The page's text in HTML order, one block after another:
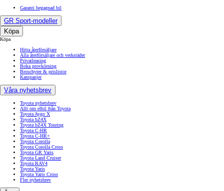
Garanti begagnad bil
GR Sport-modeller
Köpa
Köpa
Hitta återförsäljare
Alla återförsäljare och verkstäder
Privatleasing
Boka provkörning
Broschyrer & prislistor
Kampanjer
Våra nyhetsbrev
Toyota nyhetsbrev
Allt om elbil från Toyota
Toyota Aygo X
Toyota bZ4X
Toyota bZ4X Touring
Toyota C-HR
Toyota C-HR+
Toyota Corolla
Toyota Corolla Cross
Toyota GR Yaris
Toyota Land Cruiser
Toyota RAV4
Toyota Yaris
Toyota Yaris Cross
Fler nyhetsbrev